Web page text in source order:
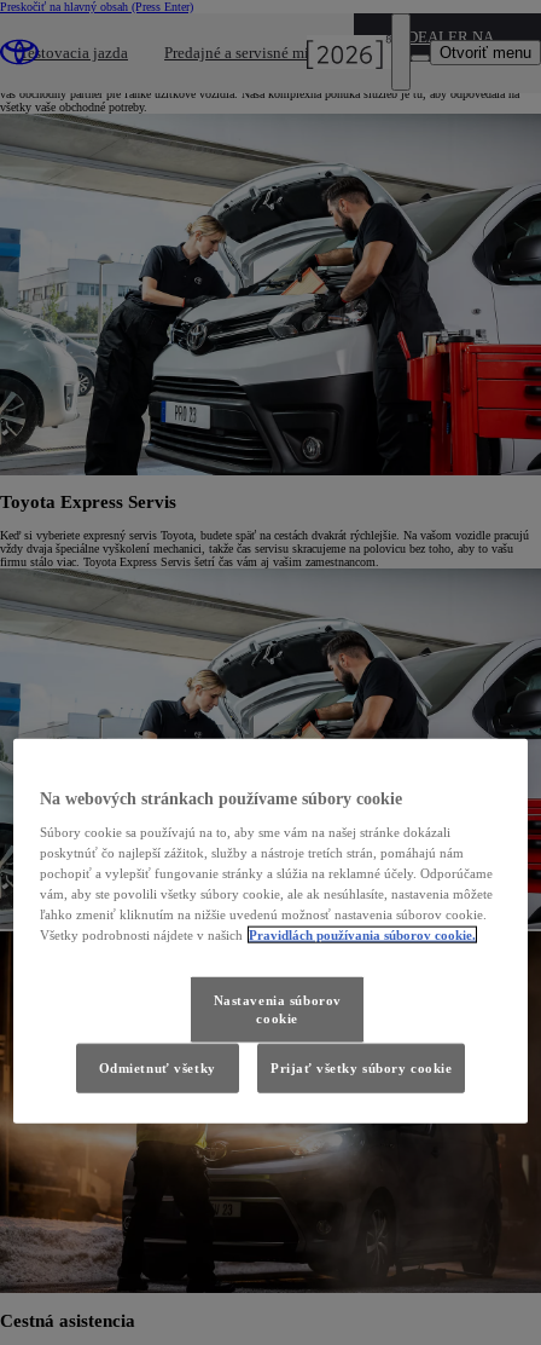
Preskočiť na hlavný obsah (Press Enter)
Testovacia jazda Predajné a servisné miesta
DEALER NAME
Otvoriť menu
Ako vám môžu naše služby pomôcť?
váš obchodný partner pre ľahké úžitkové vozidlá. Naša komplexná ponuka služieb je tu, aby odpovedala na
všetky vaše obchodné potreby.
Toyota Express Servis
Keď si vyberiete expresný servis Toyota, budete späť na cestách dvakrát rýchlejšie. Na vašom vozidle pracujú
vždy dvaja špeciálne vyškolení mechanici, takže čas servisu skracujeme na polovicu bez toho, aby to vašu
firmu stálo viac. Toyota Express Servis šetrí čas vám aj vašim zamestnancom.
Cestná asistencia
Na webových stránkach používame súbory cookie
Súbory cookie sa používajú na to, aby sme vám na našej stránke dokázali
poskytnúť čo najlepší zážitok, služby a nástroje tretích strán, pomáhajú nám
pochopiť a vylepšiť fungovanie stránky a slúžia na reklamné účely. Odporúčame
vám, aby ste povolili všetky súbory cookie, ale ak nesúhlasíte, nastavenia môžete
ľahko zmeniť kliknutím na nižšie uvedenú možnosť nastavenia súborov cookie.
Všetky podrobnosti nájdete v našich Pravidlách používania súborov cookie.
Nastavenia súborov
cookie
Odmietnuť všetky Prijať všetky súbory cookie